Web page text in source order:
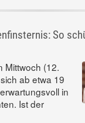
So
Mittwoch (12.
ab etwa 19
in
Ist der